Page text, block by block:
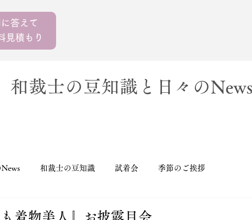
に答えて
見積もり
和裁士の豆知識と日々のNews
和裁士の豆知識 試着会 季節のご挨拶
着物美人』お披露目会